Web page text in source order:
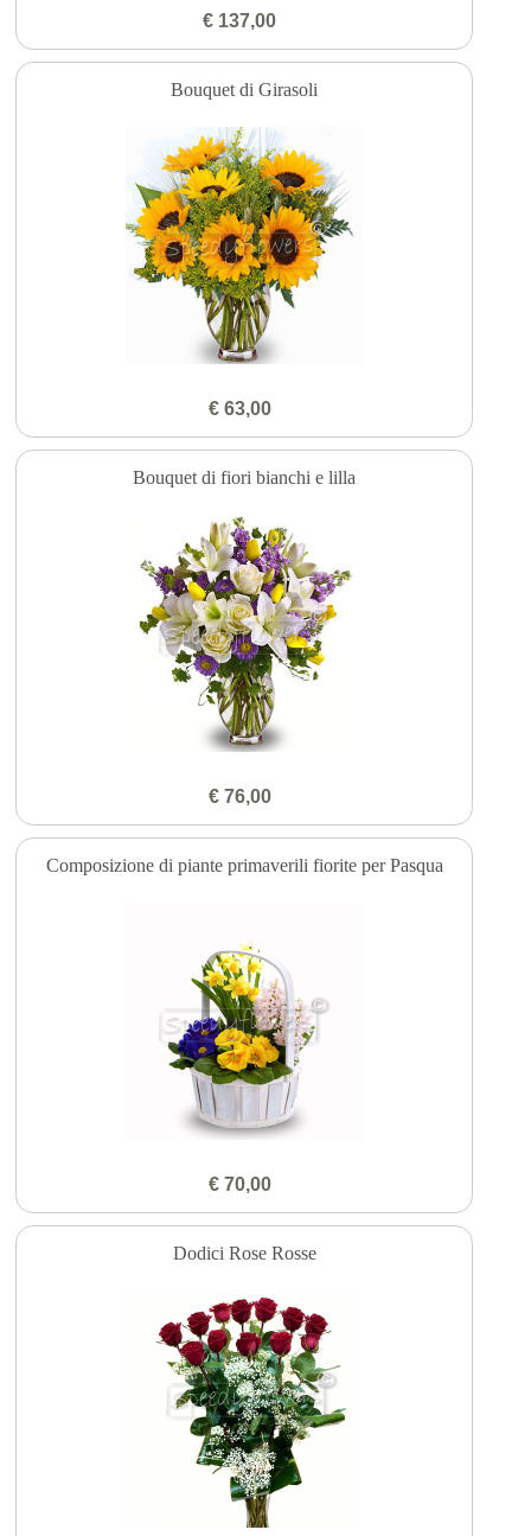
€ 137,00
Bouquet di Girasoli
€ 63,00
Bouquet di fiori bianchi e lilla
€ 76,00
Composizione di piante primaverili fiorite per Pasqua
€ 70,00
Dodici Rose Rosse